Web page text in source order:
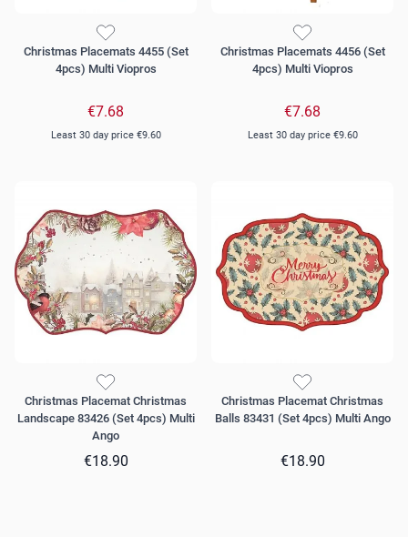
Christmas Placemats 4455 (Set
4pcs) Multi Viopros
€7.68
Least 30 day price €9.60
Christmas Placemats 4456 (Set
4pcs) Multi Viopros
€7.68
Least 30 day price €9.60
Christmas Placemat Christmas
Landscape 83426 (Set 4pcs) Multi
Ango
€18.90
Christmas Placemat Christmas
Βalls 83431 (Set 4pcs) Multi Ango
€18.90